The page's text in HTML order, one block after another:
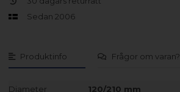
Produktinfo Frågor om varan?
Diameter
120/210 mm
Sedan 2006